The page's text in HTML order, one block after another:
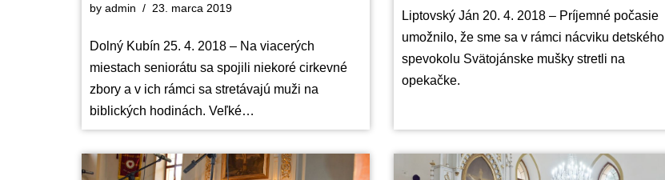
by admin 23. marca 2019
Dolný Kubín 25. 4. 2018 – Na viacerých
miestach seniorátu sa spojili niekoré cirkevné
zbory a v ich rámci sa stretávajú muži na
biblických hodinách. Veľké…
Liptovský Ján 20. 4. 2018 – Príjemné počasie
umožnilo, že sme sa v rámci nácviku detského
spevokolu Svätojánske mušky stretli na
opekačke.